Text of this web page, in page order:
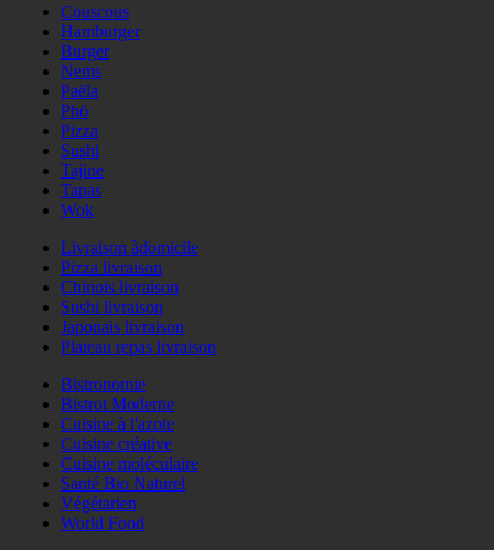
Couscous
Hamburger
Burger
Nems
Paëla
Phö
Pizza
Sushi
Tajine
Tapas
Wok
Livraison àdomicile
Pizza livraison
Chinois livraison
Sushi livraison
Japonais livraison
Plateau repas livraison
Bistronomie
Bistrot Moderne
Cuisine à l'azote
Cuisine créative
Cuisine moléculaire
Santé Bio Naturel
Végétarien
World Food